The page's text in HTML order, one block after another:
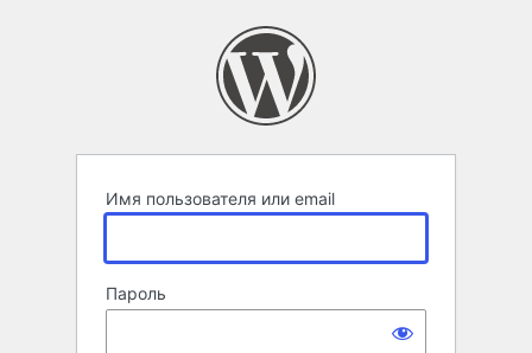
Имя пользователя или email
Пароль